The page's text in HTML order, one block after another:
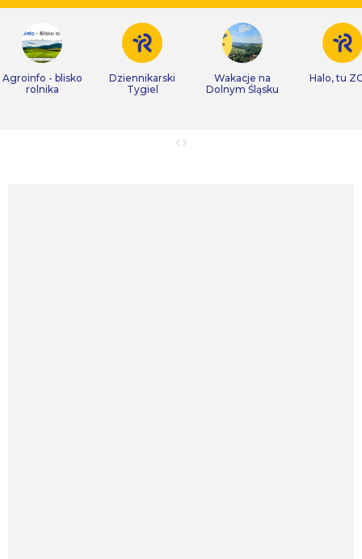
Agroinfo - blisko
rolnika
Dziennikarski
Tygiel
Wakacje na
Dolnym Śląsku
Halo, tu